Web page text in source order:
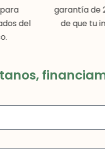
del
garantía de
de que tu